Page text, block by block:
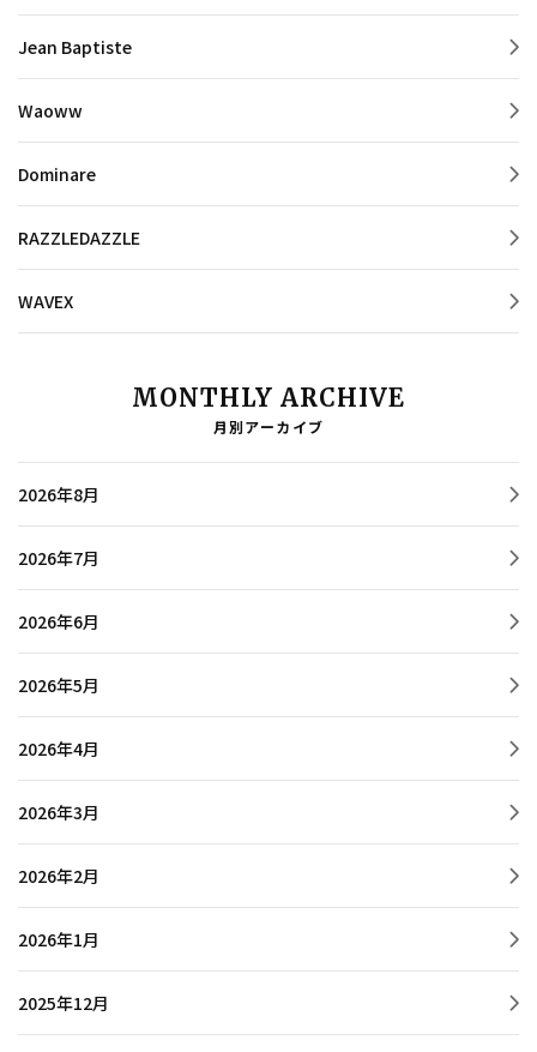
Jean Baptiste
Waoww
Dominare
RAZZLEDAZZLE
WAVEX
MONTHLY ARCHIVE
月別アーカイブ
2026年8月
2026年7月
2026年6月
2026年5月
2026年4月
2026年3月
2026年2月
2026年1月
2025年12月